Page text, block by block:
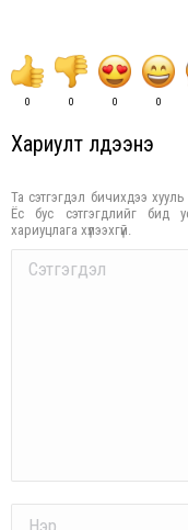
0 0 0 0
Хариулт үлдээнэ үү
Та сэтгэгдэл бичихдээ
Ёс бус сэтгэгдлийг бид
хариуцлага хүлээхгүй.
Comment